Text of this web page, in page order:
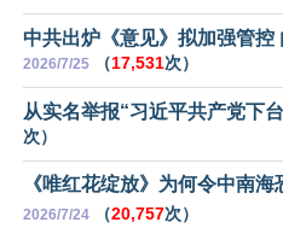
中共出炉《意见》拟加强管控
2026/7/25 （17,531次）
从实名举报“习近平共产党下
次）
《唯红花绽放》为何令中南海
2026/7/24 （20,757次）